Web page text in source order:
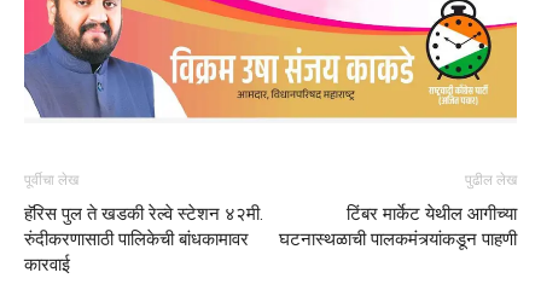
पूर्वीचा लेख
हॅरिस पुल ते खडकी रेल्वे स्टेशन ४२मी.
रुंदीकरणासाठी पालिकेची बांधकामावर
कारवाई
पुढील लेख
टिंबर मार्केट येथील आगीच्या
घटनास्थळाची पालकमंत्र्यांकडून पाहणी